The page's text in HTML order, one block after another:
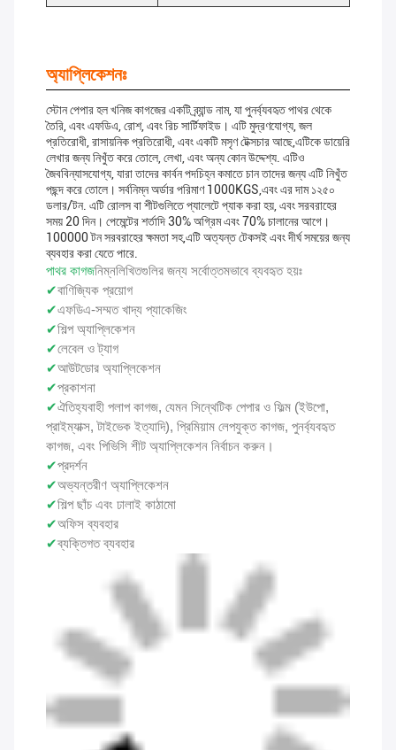
অ্যাপ্লিকেশনঃ
স্টোন পেপার হল খনিজ কাগজের একটি ব্র্যান্ড নাম, যা পুনর্ব্যবহৃত পাথর থেকে
তৈরি, এবং এফডিএ, রোশ, এবং রিচ সার্টিফাইড। এটি মুদ্রণযোগ্য, জল
প্রতিরোধী, রাসায়নিক প্রতিরোধী, এবং একটি মসৃণ টেক্সচার আছে,এটিকে ডায়েরি
লেখার জন্য নিখুঁত করে তোলে, লেখা, এবং অন্য কোন উদ্দেশ্য. এটিও
জৈববিন্যাসযোগ্য, যারা তাদের কার্বন পদচিহ্ন কমাতে চান তাদের জন্য এটি নিখুঁত
পছন্দ করে তোলে। সর্বনিম্ন অর্ডার পরিমাণ 1000KGS,এবং এর দাম ১২৫০
ডলার/টন. এটি রোলস বা শীটগুলিতে প্যালেটে প্যাক করা হয়, এবং সরবরাহের
সময় 20 দিন। পেমেন্টের শর্তাদি 30% অগ্রিম এবং 70% চালানের আগে।
100000 টন সরবরাহের ক্ষমতা সহ,এটি অত্যন্ত টেকসই এবং দীর্ঘ সময়ের জন্য
ব্যবহার করা যেতে পারে.
পাথর কাগজনিম্নলিখিতগুলির জন্য সর্বোত্তমভাবে ব্যবহৃত হয়ঃ
✔বাণিজ্যিক প্রয়োগ
✔এফডিএ-সম্মত খাদ্য প্যাকেজিং
✔শিল্প অ্যাপ্লিকেশন
✔লেবেল ও ট্যাগ
✔আউটডোর অ্যাপ্লিকেশন
✔প্রকাশনা
✔ঐতিহ্যবাহী পলাপ কাগজ, যেমন সিন্থেটিক পেপার ও ফিল্ম (ইউপো,
প্রাইম্যাক্স, টাইভেক ইত্যাদি), প্রিমিয়াম লেপযুক্ত কাগজ, পুনর্ব্যবহৃত
কাগজ, এবং পিভিসি শীট অ্যাপ্লিকেশন নির্বাচন করুন।
✔প্রদর্শন
✔অভ্যন্তরীণ অ্যাপ্লিকেশন
✔শিল্প ছাঁচ এবং ঢালাই কাঠামো
✔অফিস ব্যবহার
✔ব্যক্তিগত ব্যবহার